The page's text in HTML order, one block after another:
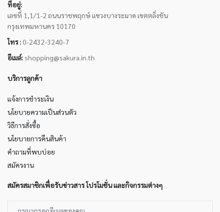
ที่อยู่:
เลขที่ 1,1/1-2 ถนนราชพฤกษ์ แขวงบางระมาด เขตตลิ่งชัน
กรุงเทพมหานคร 10170
โทร : 0-2432-3240-7
อีเมล์: shopping@sakura.in.th
บริการลูกค้า
แจ้งการชำระเงิน
นโยบายความเป็นส่วนตัว
วิธีการสั่งซื้อ
นโยบายการคืนสินค้า
คำถามที่พบบ่อย
สมัครงาน
สมัครสมาชิกเพื่อรับข่าวสาร โปรโมชั่น และกิจกรรมต่างๆ